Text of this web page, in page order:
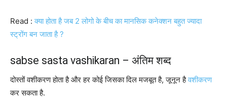
Read :क्या होता है जब 2 लोगो के बीच का मानसिक कनेक्शन बहुत ज्यादा
स्ट्रोंग बन जाता है ?
sabse sasta vashikaran – अंतिम शब्द
दोस्तों वशीकरण होता है और हर कोई जिसका दिल मजबूत है, जूनून हैवशीकरण
कर सकता है.